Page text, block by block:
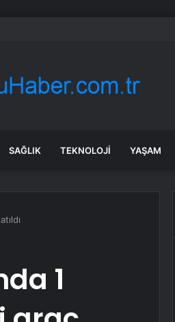
tek asistan alabilir
SAĞLIK TEKNOLOJI YAŞAM
1